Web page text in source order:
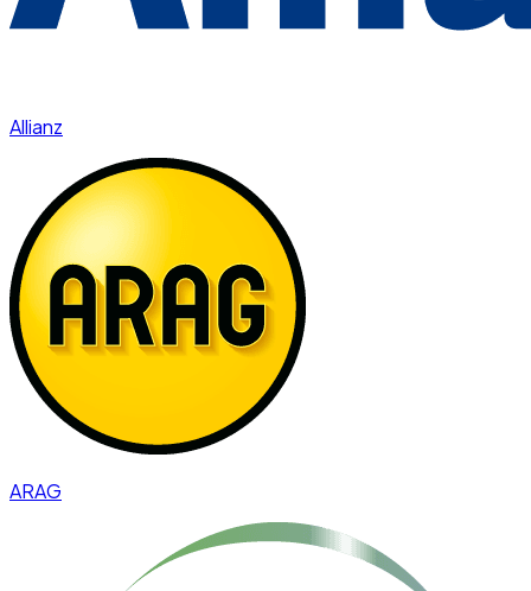
Allianz
ARAG